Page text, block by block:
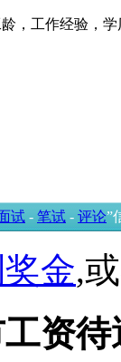
，工作经验，
试 - 笔试 - 评论”
金,
资待